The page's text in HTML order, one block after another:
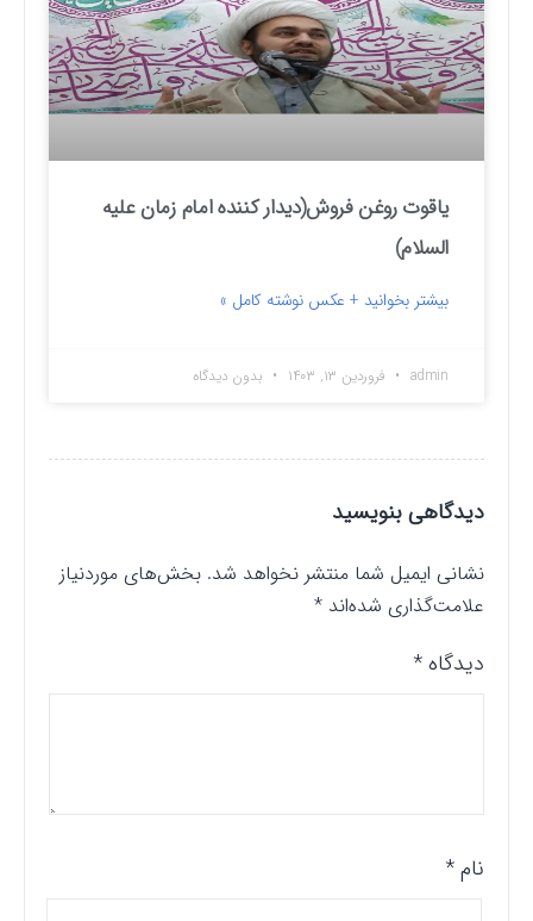
یاقوت روغن فروش(دیدار کننده امام زمان علیه
السلام)
بیشتر بخوانید + عکس نوشته کامل »
admin فروردین ۱۳, ۱۴۰۳ بدون دیدگاه
دیدگاهی بنویسید
نشانی ایمیل شما منتشر نخواهد شد. بخش‌های موردنیاز
علامت‌گذاری شده‌اند*
دیدگاه*
نام*